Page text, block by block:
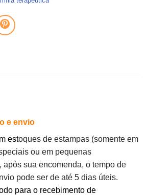
e envio
estoques de estampas (somente em
ou em pequenas
após sua encomenda, o tempo de
pode ser de até 5 dias úteis.
para o recebimento de